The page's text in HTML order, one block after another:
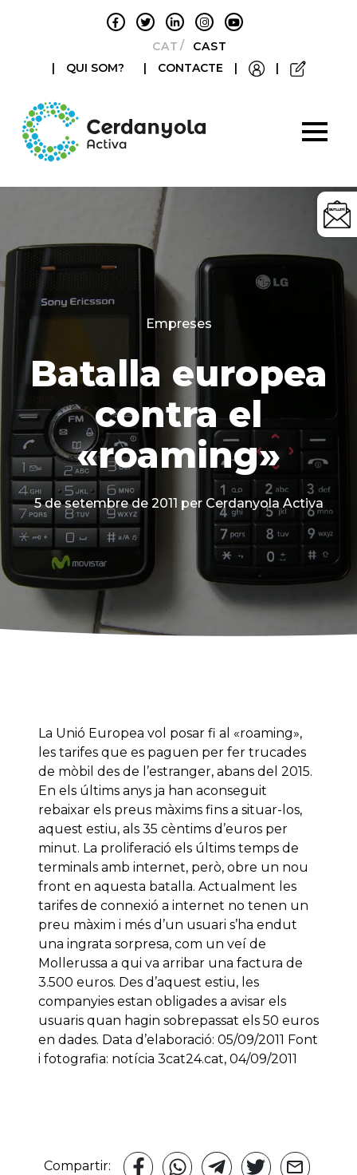
CATALÀCASTELLANO
|
QUI SOM? | CONTACTE | |
Categories
Empreses
Batalla europea
contra el
«roaming»
5 de setembre de 2011 per Cerdanyola Activa
La Unió Europea vol posar fi al «roaming»,
les tarifes que es paguen per fer trucades
de mòbil des de l’estranger, abans del 2015.
En els últims anys ja han aconseguit
rebaixar els preus màxims fins a situar-los,
aquest estiu, als 35 cèntims d’euros per
minut. La proliferació els últims temps de
terminals amb internet, però, obre un nou
front en aquesta batalla. Actualment les
tarifes de connexió a internet no tenen un
preu màxim i més d’un usuari s’ha endut
una ingrata sorpresa, com un veí de
Mollerussa a qui va arribar una factura de
3.500 euros. Des d’aquest estiu, les
companyies estan obligades a avisar els
usuaris quan hagin sobrepassat els 50 euros
en dades. Data d’elaboració: 05/09/2011 Font
i fotografia: notícia 3cat24.cat, 04/09/2011
Compartir: